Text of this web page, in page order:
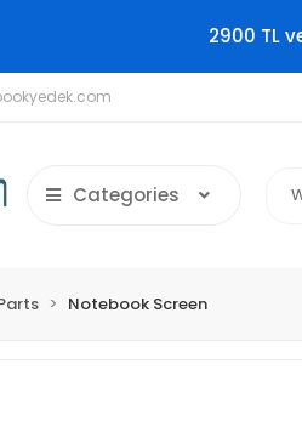
2900 TL
Categories
Notebook Screen